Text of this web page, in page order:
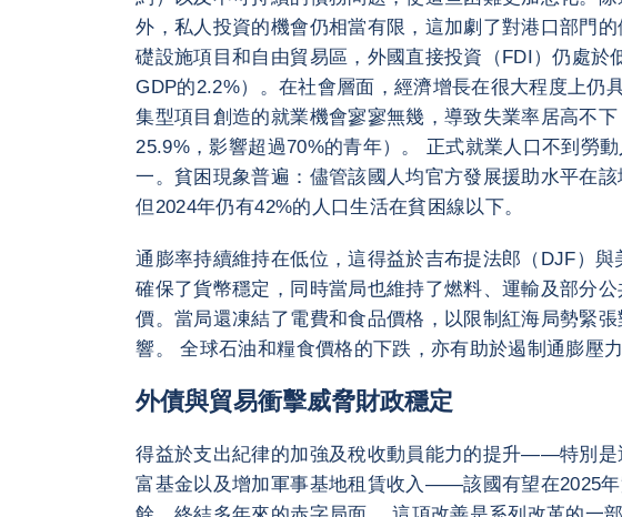
外，私人投資的機會仍相當有限，這加劇了對港口部門
礎設施項目和自由貿易區，外國直接投資（FDI）仍處於
GDP的2.2%）。在社會層面，經濟增長在很大程度上仍
集型項目創造的就業機會寥寥無幾，導致失業率居高不下
25.9%，影響超過70%的青年）。 正式就業人口不到勞
一。貧困現象普遍：儘管該國人均官方發展援助水平在該
但2024年仍有42%的人口生活在貧困線以下。
通膨率持續維持在低位，這得益於吉布提法郎（DJF）與
確保了貨幣穩定，同時當局也維持了燃料、運輸及部分公
價。當局還凍結了電費和食品價格，以限制紅海局勢緊
響。 全球石油和糧食價格的下跌，亦有助於遏制通膨壓力
外債與貿易衝擊威脅財政穩定
得益於支出紀律的加強及稅收動員能力的提升——特別是
富基金以及增加軍事基地租賃收入——該國有望在2025年